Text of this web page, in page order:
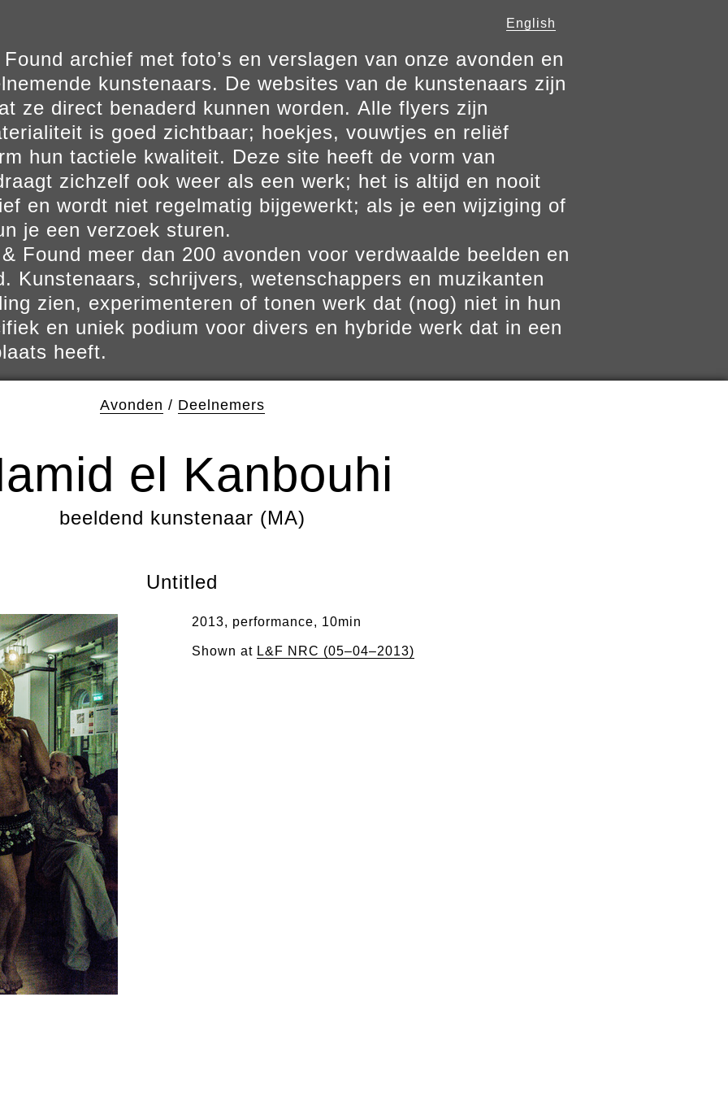
English
archief met foto’s en verslagen van onze avonden en
kunstenaars. De websites van de kunstenaars zijn
ze direct benaderd kunnen worden. Alle flyers zijn
is goed zichtbaar; hoekjes, vouwtjes en reliëf
hun tactiele kwaliteit. Deze site heeft de vorm van
zichzelf ook weer als een werk; het is altijd en nooit
en wordt niet regelmatig bijgewerkt; als je een wijziging of
je een verzoek sturen.
Found meer dan 200 avonden voor verdwaalde beelden en
Kunstenaars, schrijvers, wetenschappers en muzikanten
zien, experimenteren of tonen werk dat (nog) niet in hun
en uniek podium voor divers en hybride werk dat in een
heeft.
Avonden / Deelnemers
el Kanbouhi
beeldend kunstenaar (MA)
Untitled
2013, performance, 10min
Shown at L&F NRC (05–04–2013)